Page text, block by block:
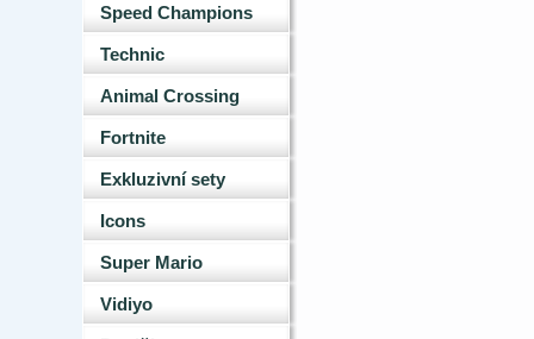
Speed Champions
Technic
Animal Crossing
Fortnite
Exkluzivní sety
Icons
Super Mario
Vidiyo